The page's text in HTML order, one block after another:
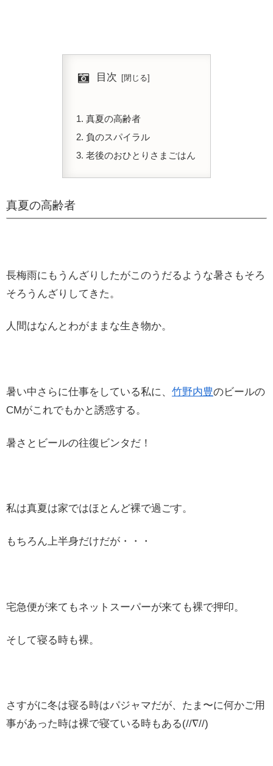
目次
真夏の高齢者
負のスパイラル
老後のおひとりさまごはん
真夏の高齢者
長梅雨にもうんざりしたがこのうだるような暑さもそろ
そろうんざりしてきた。
人間はなんとわがままな生き物か。
暑い中さらに仕事をしている私に、 竹野内豊のビールの
CMがこれでもかと誘惑する。
暑さとビールの往復ビンタだ！
私は真夏は家ではほとんど裸で過ごす。
もちろん上半身だけだが・・・
宅急便が来てもネットスーパーが来ても裸で押印。
そして寝る時も裸。
さすがに冬は寝る時はパジャマだが、たま〜に何かご用
事があった時は裸で寝ている時もある(//∇//)